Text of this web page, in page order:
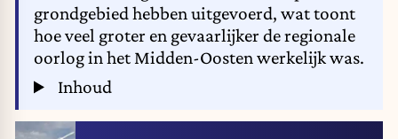
grondgebied hebben uitgevoerd, wat toont
hoe veel groter en gevaarlijker de regionale
oorlog in het Midden-Oosten werkelijk was.
Inhoud